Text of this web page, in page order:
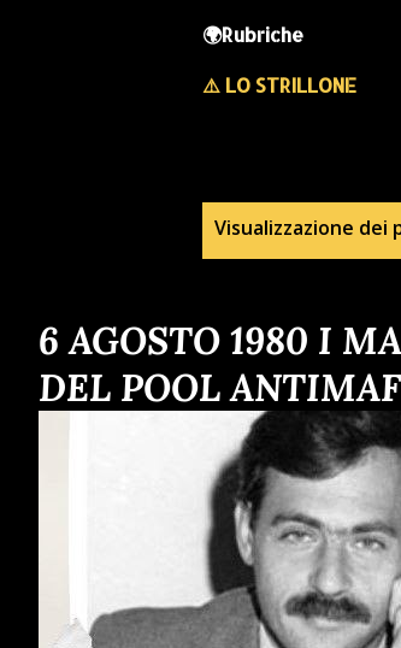
🌍Rubriche
⚠️ LO STRILLONE
s
t
Visualizzazione
6 AGOSTO 1980 I
DEL POOL